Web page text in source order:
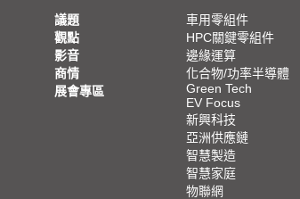
議題
觀點
影音
商情
展會專區
車用零組件
HPC關鍵零組件
邊緣運算
化合物/功率半導體
Green Tech
EV Focus
新興科技
亞洲供應鏈
智慧製造
智慧家庭
物聯網